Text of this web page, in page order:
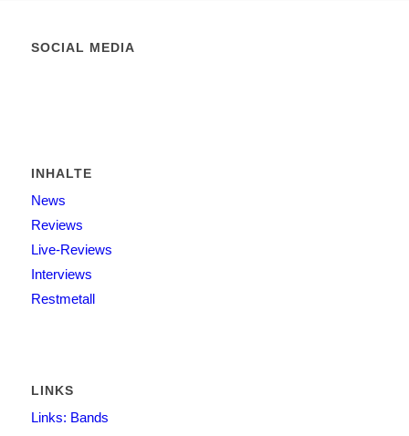
SOCIAL MEDIA
INHALTE
News
Reviews
Live-Reviews
Interviews
Restmetall
LINKS
Links: Bands